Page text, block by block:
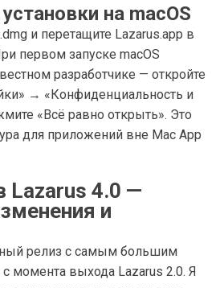
на macOS
и перетащите Lazarus.app в
первом запуске macOS
разработчике — откройте
→ «Конфиденциальность и
«Всё равно открыть». Это
для приложений вне Mac App
Lazarus 4.0 —
и
релиз с самым большим
момента выхода Lazarus 2.0. Я